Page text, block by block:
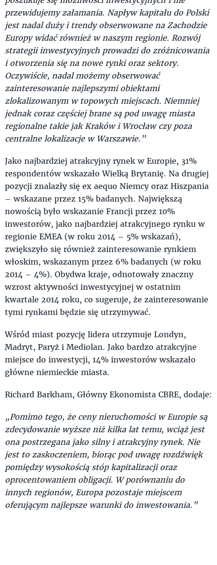
przewidujemy załamania. Napływ kapitału do Polski
jest nadal duży i trendy obserwowane na Zachodzie
Europy widać również w naszym regionie. Rozwój
strategii inwestycyjnych prowadzi do zróżnicowania
i otworzenia się na nowe rynki oraz sektory.
Oczywiście, nadal możemy obserwować
zainteresowanie najlepszymi obiektami
zlokalizowanym w topowych miejscach. Niemniej
jednak coraz częściej brane są pod uwagę miasta
regionalne takie jak Kraków i Wrocław czy poza
centralne lokalizacje w Warszawie.”
Jako najbardziej atrakcyjny rynek w Europie, 31%
respondentów wskazało Wielką Brytanię. Na drugiej
pozycji znalazły się ex aequo Niemcy oraz Hiszpania
– wskazane przez 15% badanych. Największą
nowością było wskazanie Francji przez 10%
inwestorów, jako najbardziej atrakcyjnego rynku w
regionie EMEA (w roku 2014 – 5% wskazań),
zwiększyło się również zainteresowanie rynkiem
włoskim, wskazanym przez 6% badanych (w roku
2014 – 4%). Obydwa kraje, odnotowały znaczny
wzrost aktywności inwestycyjnej w ostatnim
kwartale 2014 roku, co sugeruje, że zainteresowanie
tymi rynkami będzie się utrzymywać.
Wśród miast pozycję lidera utrzymuje Londyn,
Madryt, Paryż i Mediolan. Jako bardzo atrakcyjne
miejsce do inwestycji, 14% inwestorów wskazało
główne niemieckie miasta.
Richard Barkham, Główny Ekonomista CBRE, dodaje:
„Pomimo tego, że ceny nieruchomości w Europie są
zdecydowanie wyższe niż kilka lat temu, wciąż jest
ona postrzegana jako silny i atrakcyjny rynek. Nie
jest to zaskoczeniem, biorąc pod uwagę rozdźwięk
pomiędzy wysokością stóp kapitalizacji oraz
oprocentowaniem obligacji. W porównaniu do
innych regionów, Europa pozostaje miejscem
oferującym najlepsze warunki do inwestowania.”